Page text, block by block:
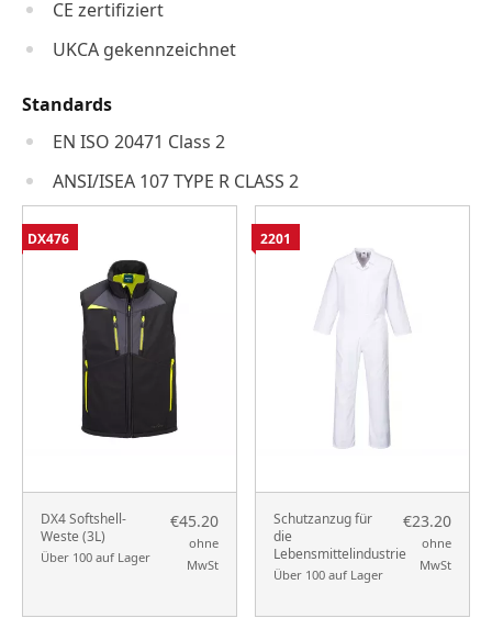
CE zertifiziert
UKCA gekennzeichnet
Standards
EN ISO 20471 Class 2
ANSI/ISEA 107 TYPE R CLASS 2
DX4 Softshell-
Weste (3L)
Über 100 auf Lager
€45.20
ohne
MwSt
DX476
Schutzanzug für
die
Lebensmittelindustrie
Über 100 auf Lager
€23.20
ohne
MwSt
2201